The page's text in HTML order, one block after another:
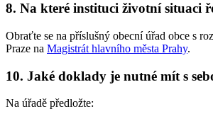
8. Na které instituci životní situaci
Obraťte se na příslušný obecní úřad obce s
Praze na Magistrát hlavního města Prahy.
10. Jaké doklady je nutné mít s
Na úřadě předložte: